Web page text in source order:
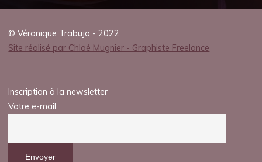
© Véronique Trabujo - 2022
Site réalisé par Chloé Mugnier - Graphiste Freelance
Inscription à la newsletter
Votre e-mail